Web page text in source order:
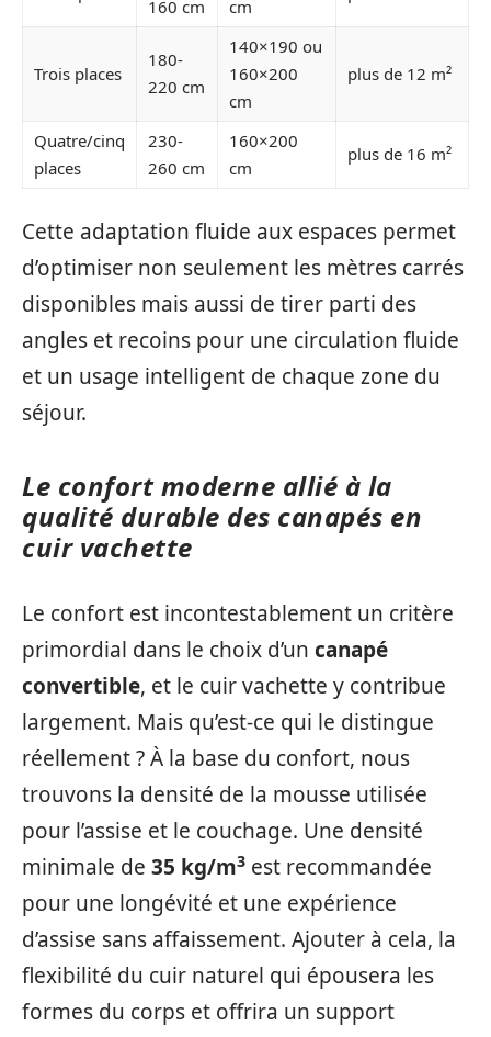
160 cm cm
Trois places
180-
220 cm
140×190 ou
160×200
cm
plus de 12 m²
Quatre/cinq
places
230-
260 cm
160×200
cm
plus de 16 m²
Cette adaptation fluide aux espaces permet
d’optimiser non seulement les mètres carrés
disponibles mais aussi de tirer parti des
angles et recoins pour une circulation fluide
et un usage intelligent de chaque zone du
séjour.
Le confort moderne allié à la
qualité durable des canapés en
cuir vachette
Le confort est incontestablement un critère
primordial dans le choix d’un canapé
convertible, et le cuir vachette y contribue
largement. Mais qu’est-ce qui le distingue
réellement ? À la base du confort, nous
trouvons la densité de la mousse utilisée
pour l’assise et le couchage. Une densité
minimale de 35 kg/m3 est recommandée
pour une longévité et une expérience
d’assise sans affaissement. Ajouter à cela, la
flexibilité du cuir naturel qui épousera les
formes du corps et offrira un support